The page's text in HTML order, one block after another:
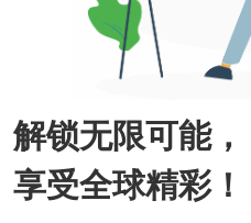
解锁无限可能，
享受全球精彩！